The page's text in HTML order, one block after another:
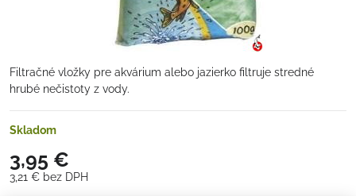
Filtračné vložky pre akvárium alebo jazierko filtruje stredné
hrubé nečistoty z vody.
Skladom
3,95 €
3,21 € bez DPH